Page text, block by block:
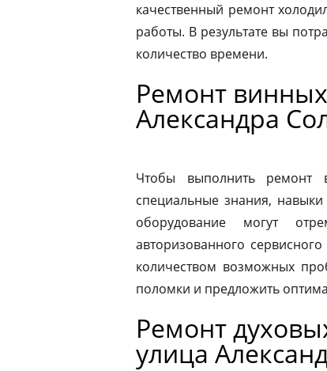
качественный ремонт
работы. В результате вы
количество времени.
Ремонт
Александра
Чтобы выполнить ремонт
специальные знания,
оборудование могут
авторизованного
количеством возможных
поломки и предложить
Ремонт
улица